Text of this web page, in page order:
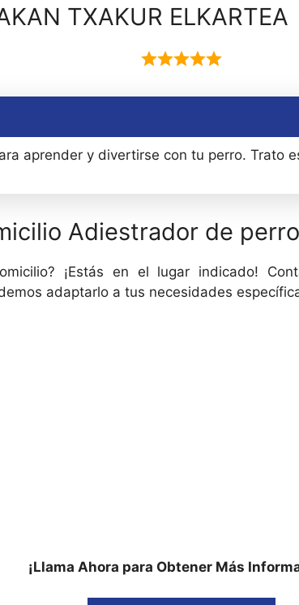
TXAKUR ELKARTEA
aprender y divertirse con tu perro. Trato
Adiestrador de
¡Estás en el lugar indicado!
adaptarlo a tus necesidades
¡Llama Ahora para Obtener Más